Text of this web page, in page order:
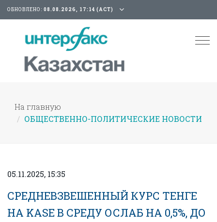
ОБНОВЛЕНО: 08.08.2026, 17:14 (АСТ)
На главную
ОБЩЕСТВЕННО-ПОЛИТИЧЕСКИЕ НОВОСТИ
05.11.2025, 15:35
СРЕДНЕВЗВЕШЕННЫЙ КУРС ТЕНГЕ
НА KASE В СРЕДУ ОСЛАБ НА 0,5%, ДО